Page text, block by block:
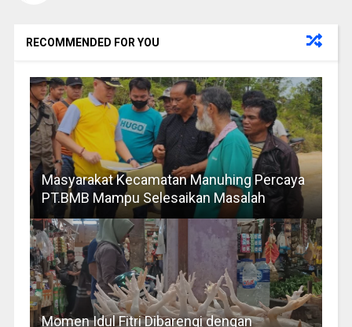
RECOMMENDED FOR YOU
Masyarakat Kecamatan Manuhing Percaya
PT.BMB Mampu Selesaikan Masalah
Momen Idul Fitri Dibarengi dengan